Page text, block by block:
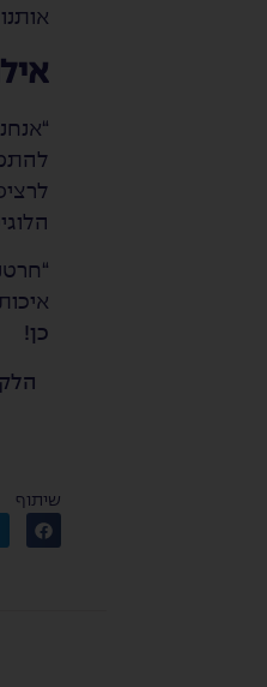
כן!
שיתוף